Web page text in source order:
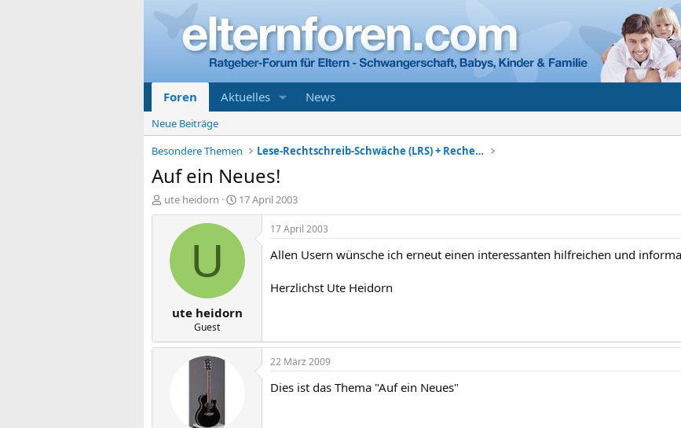
Foren Aktuelles News
Neue Beiträge
Besondere Themen
Lese-Rechtschreib-Schwäche (LRS) + Rechenschwäche
Auf ein Neues!
E
r
ute heidorn
E
r
t
l
a
17 April 2003
U
ute heidorn
Guest
17 April 2003
Allen Usern wünsche ich erneut einen interessanten hilfreichen und
Herzlichst Ute Heidorn
22 März 2009
Dies ist das Thema "Auf ein Neues"